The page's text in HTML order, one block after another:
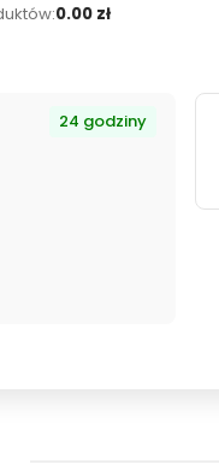
0.00 zł
24 godziny
i importera.